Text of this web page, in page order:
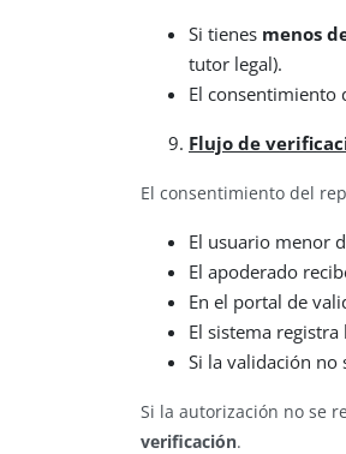
Si tienes menos
tutor legal).
El consentimiento
Flujo de
El consentimiento del
El usuario menor
El apoderado
En el portal de
El sistema
Si la validación no
Si la autorización no se
verificación.